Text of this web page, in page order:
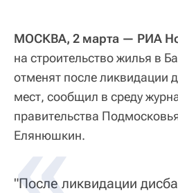
МОСКВА, 2 марта — РИА
на строительство жилья в
отменят после ликвидации
мест, сообщил в среду
правительства
Елянюшкин.
"После ликвидации